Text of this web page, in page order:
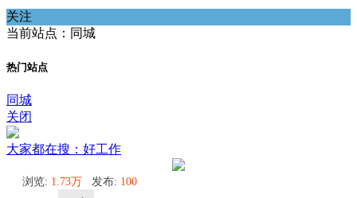
关注
当前站点：同城
热门站点
同城
关闭
大家都在搜：好工作
浏览: 1.73万 发布: 100